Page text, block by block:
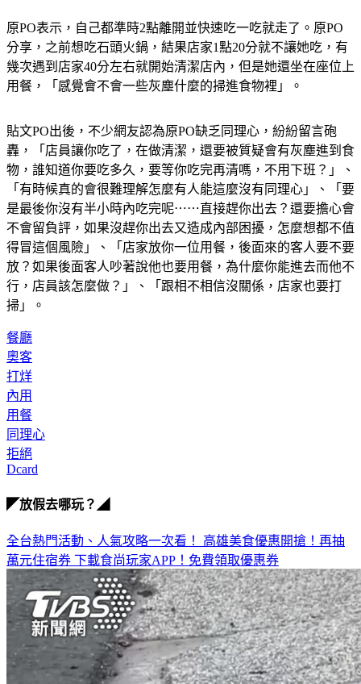
分享，之前想吃石頭火鍋，結果店家1點20分就不讓她吃，有
幾次遇到店家40分左右就開始清潔店內，但是她還坐在座位上
用餐，「感覺會不會一些灰塵什麼的掃進食物裡」。
轟，「店員讓你吃了，在做清潔，還要被質疑會有灰塵進到食
物，誰知道你要吃多久，要等你吃完再清嗎，不用下班？」、
「有時候真的會很難理解怎麼有人能這麼沒有同理心」、「要
是最後你沒有半小時內吃完呢⋯⋯直接趕你出去？還要擔心會
不會留負評，如果沒趕你出去又造成內部困擾，怎麼想都不值
得冒這個風險」、「店家放你一位用餐，後面來的客人要不要
放？如果後面客人吵著說他也要用餐，為什麼你能進去而他不
行，店員該怎麼做？」、「跟相不相信沒關係，店家也要打
掃」。
奧客
打烊
內用
用餐
同理心
拒絕
Dcard
萬元住宿券下載食尚玩家APP！免費領取優惠券